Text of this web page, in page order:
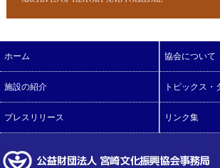
ホーム 協会について
施設の紹介 トピックス・
プレスリリース リンク集